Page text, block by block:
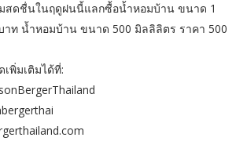
สดชื่นในฤดูฝนนี้แลกซื้อน้ำหอมบ้าน ขนาด 1
าท น้ำหอมบ้าน ขนาด 500 มิลลิลิตร ราคา 500
เพิ่มเติมได้ที่: